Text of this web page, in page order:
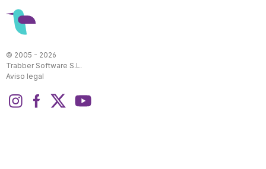
© 2005 - 2026
Trabber Software S.L.
Aviso legal